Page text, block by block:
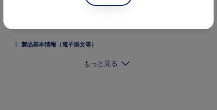
製品基本情報（電子添文等）
もっと見る